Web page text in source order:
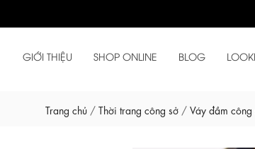
GIỚI THIỆU SHOP ONLINE BLOG
Trang chủ / Thời trang công sở / Váy đầm công